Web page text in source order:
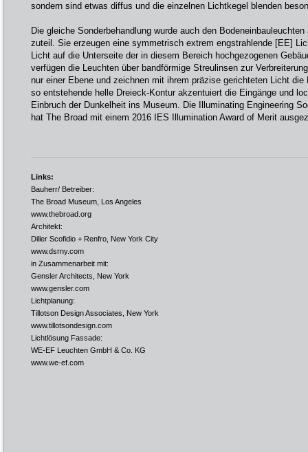
sondern sind etwas diffus und die einzelnen Lichtkegel blenden
Die gleiche Sonderbehandlung wurde auch den
zuteil. Sie erzeugen eine symmetrisch extrem engstrahlende [EE]
Licht auf die Unterseite der in diesem Bereich hochgezogenen
verfügen die Leuchten über bandförmige Streulinsen zur
nur einer Ebene und zeichnen mit ihrem präzise gerichteten Licht
so entstehende helle Dreieck-Kontur akzentuiert die Eingänge und
Einbruch der Dunkelheit ins Museum. Die Illuminating Engineering
hat The Broad mit einem 2016 IES Illumination Award of Merit
Links:
Bauherr/ Betreiber:
The Broad Museum, Los Angeles
www.thebroad.org
Architekt:
Diller Scofidio + Renfro, New York City
www.dsrny.com
in Zusammenarbeit mit:
Gensler Architects, New York
www.gensler.com
Lichtplanung:
Tillotson Design Associates, New York
www.tillotsondesign.com
Lichtlösung Fassade:
WE-EF Leuchten GmbH & Co. KG
www.we-ef.com